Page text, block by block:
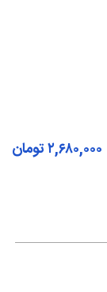
۲,۶۸۰,۰۰۰تومان